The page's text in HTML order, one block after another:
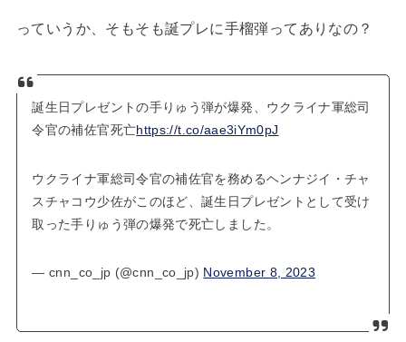
っていうか、そもそも誕プレに手榴弾ってありなの？
誕生日プレゼントの手りゅう弾が爆発、ウクライナ軍総司
令官の補佐官死亡https://t.co/aae3iYm0pJ
ウクライナ軍総司令官の補佐官を務めるヘンナジイ・チャ
スチャコウ少佐がこのほど、誕生日プレゼントとして受け
取った手りゅう弾の爆発で死亡しました。
— cnn_co_jp (@cnn_co_jp) November 8, 2023